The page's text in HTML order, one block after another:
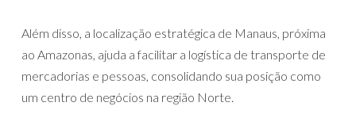
Além disso, a localização estratégica de Manaus, próxima
ao Amazonas, ajuda a facilitar a logística de transporte de
mercadorias e pessoas, consolidando sua posição como
um centro de negócios na região Norte.